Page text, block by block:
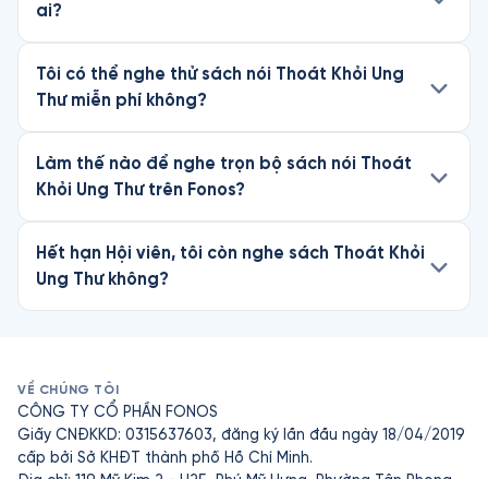
ai?
Tôi có thể nghe thử sách nói Thoát Khỏi Ung
Thư miễn phí không?
Làm thế nào để nghe trọn bộ sách nói Thoát
Khỏi Ung Thư trên Fonos?
Hết hạn Hội viên, tôi còn nghe sách Thoát Khỏi
Ung Thư không?
VỀ CHÚNG TÔI
CÔNG TY CỔ PHẦN FONOS
Giấy CNĐKKD: 0315637603, đăng ký lần đầu ngày 18/04/2019
cấp bởi Sở KHĐT thành phố Hồ Chí Minh.